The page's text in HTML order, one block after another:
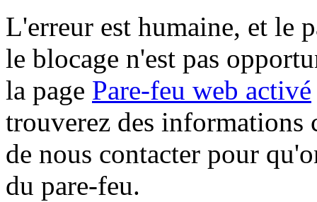
L'erreur est humaine, et le
le blocage n'est pas
la page Pare-feu web activé
trouverez des informations
de nous contacter pour
du pare-feu.